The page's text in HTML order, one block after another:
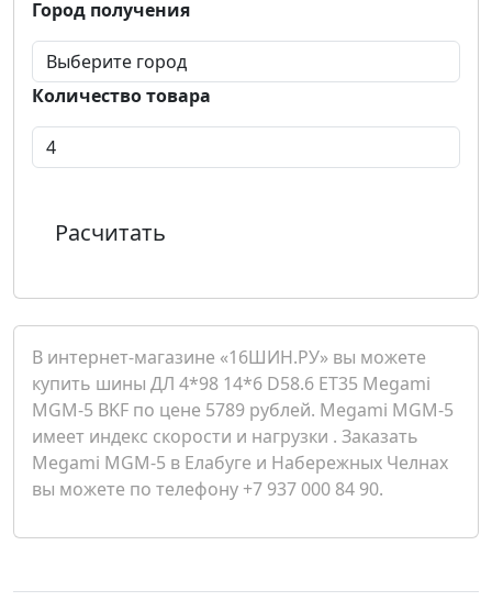
Город получения
Количество товара
Расчитать
В интернет-магазине «16ШИН.РУ» вы можете
купить шины ДЛ 4*98 14*6 D58.6 ET35 Megami
MGM-5 BKF по цене 5789 рублей. Megami MGM-5
имеет индекс скорости и нагрузки . Заказать
Megami MGM-5 в Елабуге и Набережных Челнах
вы можете по телефону +7 937 000 84 90.